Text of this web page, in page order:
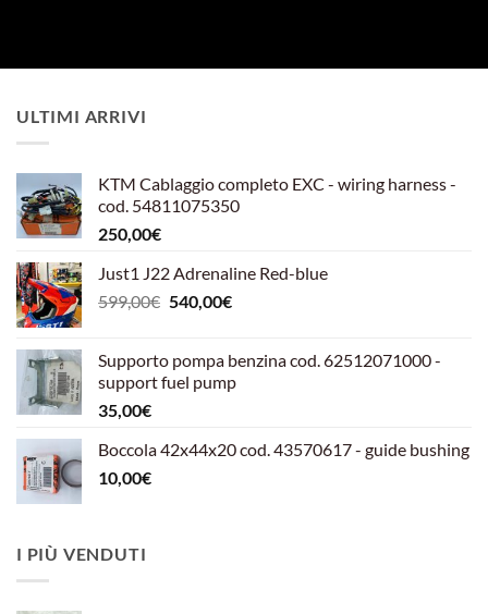
ULTIMI ARRIVI
KTM Cablaggio completo EXC - wiring harness -
cod. 54811075350
250,00€
Just1 J22 Adrenaline Red-blue
599,00€ Il
era:
599,00€.
540,00€Il
è:
540,00€.
Supporto pompa benzina cod. 62512071000 -
support fuel pump
35,00€
Boccola 42x44x20 cod. 43570617 - guide bushing
10,00€
I PIÙ VENDUTI